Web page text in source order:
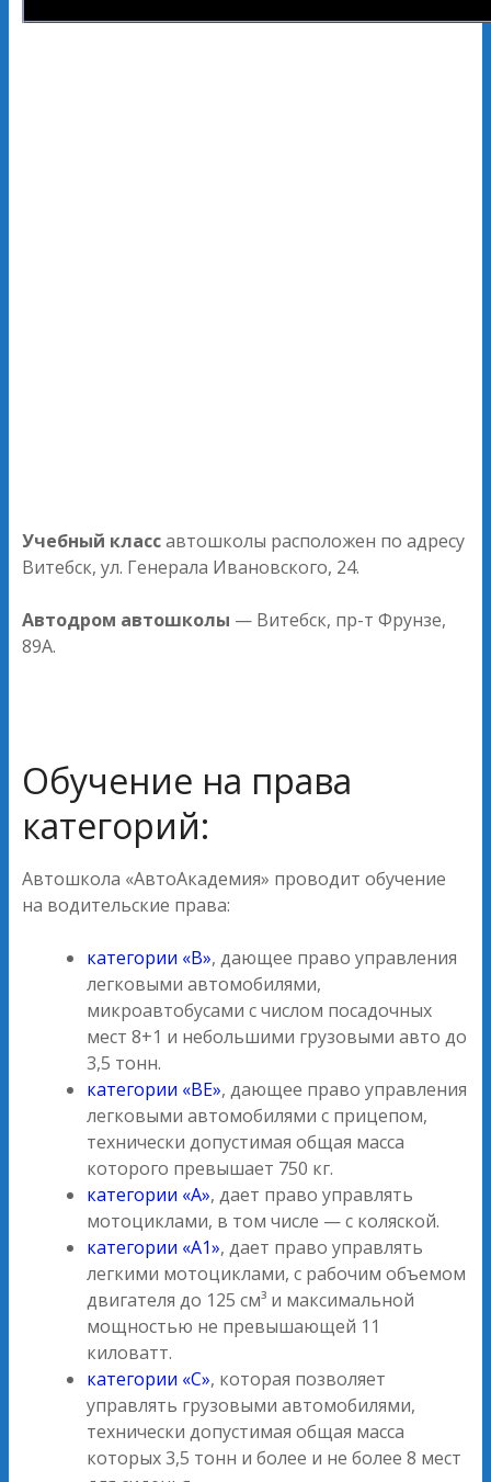
Учебный классавтошколы расположен по адресу
Витебск, ул. Генерала Ивановского, 24.
Автодром автошколы — Витебск, пр-т Фрунзе,
89А.
Обучение на права
категорий:
Автошкола «АвтоАкадемия» проводит обучение
на водительские права:
категории «В», дающее право управления
легковыми автомобилями,
микроавтобусами с числом посадочных
мест 8+1 и небольшими грузовыми авто до
3,5 тонн.
категории «ВE», дающее право управления
легковыми автомобилями с прицепом,
технически допустимая общая масса
которого превышает 750 кг.
категории «А», дает право управлять
мотоциклами, в том числе — с коляской.
категории «А1», дает право управлять
легкими мотоциклами, с рабочим объемом
двигателя до 125 см³ и максимальной
мощностью не превышающей 11
киловатт.
категории «С», которая позволяет
управлять грузовыми автомобилями,
технически допустимая общая масса
которых 3,5 тонн и более и не более 8 мест